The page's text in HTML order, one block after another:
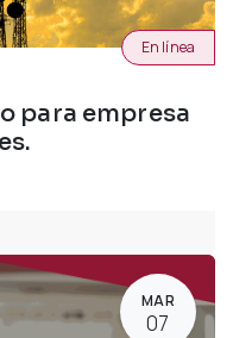
para empresa
En línea
MAR
07